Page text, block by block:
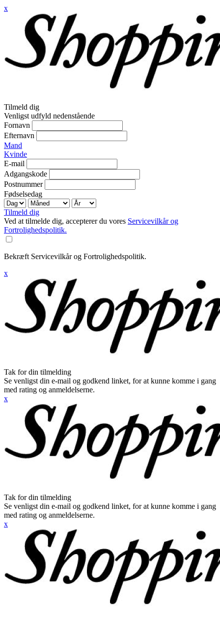
x
Tilmeld dig
Venligst udfyld nedenstående
Fornavn
Efternavn
Mand
Kvinde
E-mail
Adgangskode
Postnummer
Fødselsedag
Tilmeld dig
Ved at tilmelde dig, accepterer du vores Servicevilkår og
Fortrolighedspolitik.
Bekræft Servicevilkår og Fortrolighedspolitik.
x
Tak for din tilmelding
Se venligst din e-mail og godkend linket, for at kunne komme i gang
med rating og anmeldelserne.
x
Tak for din tilmelding
Se venligst din e-mail og godkend linket, for at kunne komme i gang
med rating og anmeldelserne.
x